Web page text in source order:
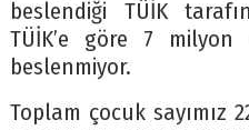
beslendiği TÜİK
TÜİK’e göre 7
beslenmiyor.
Toplam çocuk sayımız